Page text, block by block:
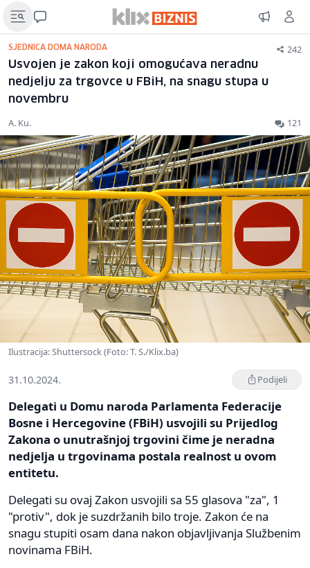
SJEDNICA DOMA NARODA 242
Usvojen je zakon koji omogućava neradnu
nedjelju za trgovce u FBiH, na snagu stupa u
novembru
A. Ku. 121
Ilustracija: Shuttersock (Foto: T. S./Klix.ba)
31.10.2024. Podijeli
Delegati u Domu naroda Parlamenta Federacije
Bosne i Hercegovine (FBiH) usvojili su Prijedlog
Zakona o unutrašnjoj trgovini čime je neradna
nedjelja u trgovinama postala realnost u ovom
entitetu.
Delegati su ovaj Zakon usvojili sa 55 glasova "za", 1
"protiv", dok je suzdržanih bilo troje. Zakon će na
snagu stupiti osam dana nakon objavljivanja Službenim
novinama FBiH.